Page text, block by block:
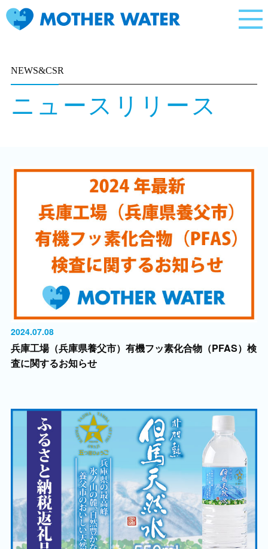
NEWS&CSR
ニュースリリース
2024.07.08
兵庫工場（兵庫県養父市）有機フッ素化合物（PFAS）検
査に関するお知らせ